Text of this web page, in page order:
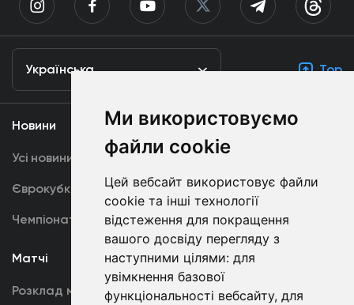
Ми використовуємо
файли cookie
Цей вебсайт використовує файли
cookie та інші технології
відстеження для покращення
вашого досвіду перегляду з
наступними цілями: для
увімкнення базової
функціональності вебсайту, для
Українська Top
Новини
Усі новини
Єврокубки
Чемпіонат України
Медіа
Динамо TV
Фотогалерея
Акредитація
Матчі
Розклад матчів
Команда
Перша команда